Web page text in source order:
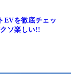
EVを徹底チェッ
ソ楽しい!!